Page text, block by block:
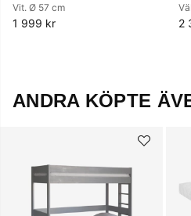
Vit. Ø 57 cm
1 999 kr 2
ANDRA KÖPTE